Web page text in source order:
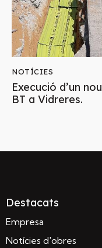
NOTÍCIES
Execució d’un
BT a Vidreres.
Destacats
Empresa
Notícies d'obres